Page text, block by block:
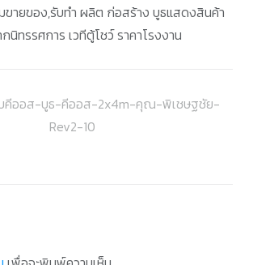
ายของ,รับทำ ผลิต ก่อสร้าง บูธแสดงสินค้า
นิทรรศการ เวทีตู้โชว์ ราคาโรงงาน
บคีออส-บูธ-คีออส-2x4m-คุณ-พิเชษฐชัย-
Rev2-10